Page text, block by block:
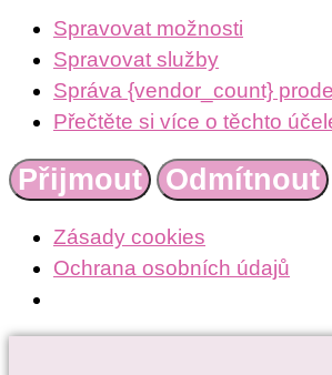
Spravovat možnosti
Spravovat služby
Správa {vendor_count}
Přečtěte si více o těchto
Přijmout Odmítnout
Zásady cookies
Ochrana osobních údajů